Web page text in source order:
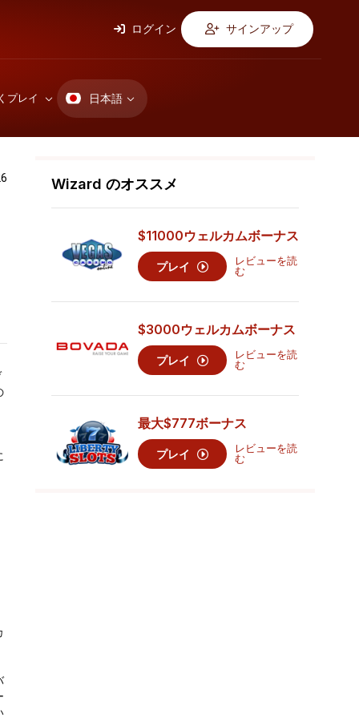
ログイン サインアップ
プレイ 日本語
Wizard のオススメ
$11000ウェルカムボーナス
プレイ
レビューを読
む
$3000ウェルカムボーナス
プレイ
レビューを読
む
最大$777ボーナス
プレイ
レビューを読
む